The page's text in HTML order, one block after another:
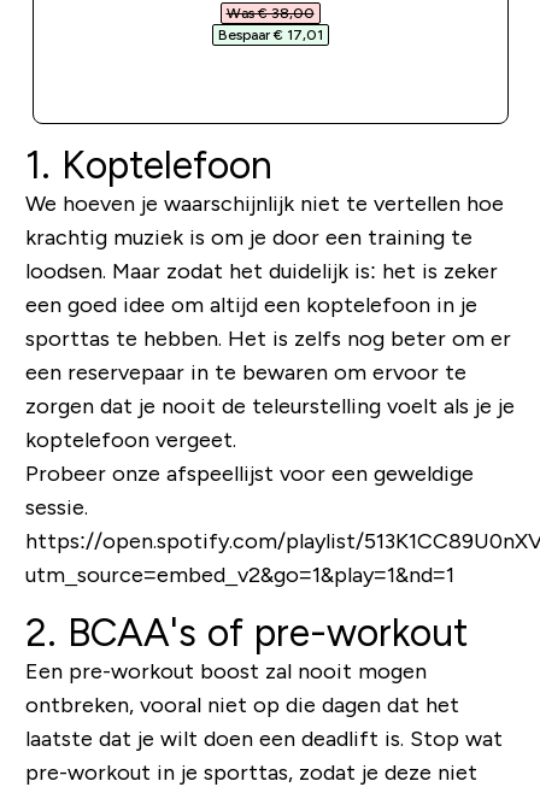
Was € 38,00‎
Bespaar € 17,01‎
1. Koptelefoon
We hoeven je waarschijnlijk niet te vertellen hoe
krachtig muziek is om je door een training te
loodsen. Maar zodat het duidelijk is: het is zeker
een goed idee om altijd een koptelefoon in je
sporttas te hebben. Het is zelfs nog beter om er
een reservepaar in te bewaren om ervoor te
zorgen dat je nooit de teleurstelling voelt als je je
koptelefoon vergeet.
Probeer onze afspeellijst voor een geweldige
sessie.
https://open.spotify.com/playlist/
utm_source=embed_v2&go=1&play=1&nd=1
2. BCAA's of pre-workout
Een pre-workout boost zal nooit mogen
ontbreken, vooral niet op die dagen dat het
laatste dat je wilt doen een deadlift is. Stop wat
pre-workout in je sporttas, zodat je deze niet